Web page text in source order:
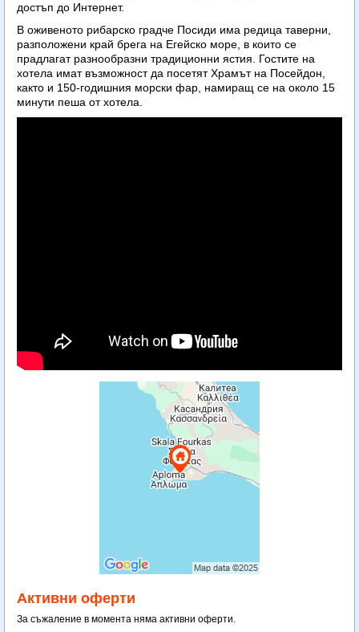
достъп до Интернет.
В оживеното рибарско градче Посиди има редица таверни,
разположени край брега на Егейско море, в които се
прадлагат разнообразни традиционни ястия. Гостите на
хотела имат възможност да посетят Храмът на Посейдон,
както и 150-годишния морски фар, намиращ се на около 15
минути пеша от хотела.
Активни оферти
За съжаление в момента няма активни оферти.